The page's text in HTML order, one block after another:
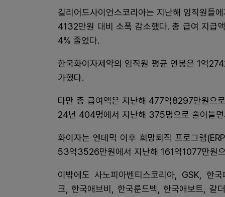
길리어드사이언스코리아는 지난해 임직원
4132만원 대비 소폭 감소했다. 총 급여 지급
4% 줄었다.
한국화이자제약의 임직원 평균 연봉은 1억
가했다.
다만 총 급여액은 지난해 477억8297만원으
24년 404명에서 지난해 375명으로 줄어들
화이자는 엔데믹 이후 희망퇴직 프로그램
53억3526만원에서 지난해 161억1077만원
이밖에도 사노피아벤티스코리아, GSK, 한
크, 한국애브비, 한국룬드벡, 한국애보트, 갈